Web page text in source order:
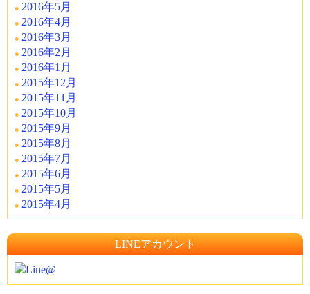
2016年5月
2016年4月
2016年3月
2016年2月
2016年1月
2015年12月
2015年11月
2015年10月
2015年9月
2015年8月
2015年7月
2015年6月
2015年5月
2015年4月
LINEアカウント